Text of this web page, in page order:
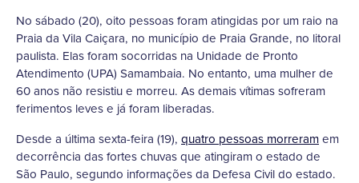
No sábado (20), oito pessoas foram atingidas por um raio na
Praia da Vila Caiçara, no município de Praia Grande, no litoral
paulista. Elas foram socorridas na Unidade de Pronto
Atendimento (UPA) Samambaia. No entanto, uma mulher de
60 anos não resistiu e morreu. As demais vítimas sofreram
ferimentos leves e já foram liberadas.
Desde a última sexta-feira (19), quatro pessoas morreramem
decorrência das fortes chuvas que atingiram o estado de
São Paulo, segundo informações da Defesa Civil do estado.